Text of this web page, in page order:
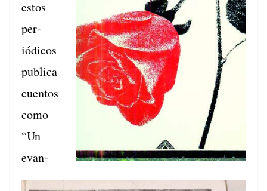
estos
per­
iódi­cos
pub­li­ca
cuen­tos
como
“Un
evan­